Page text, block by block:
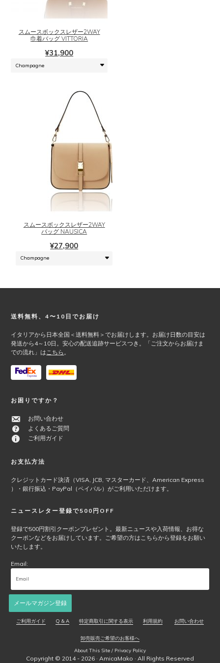
スムースボックスレザー2WAY
巾着バッグ VITTORIA
¥31,900
品
は
数
ー
シ
ョ
ま
す。
シ
ョ
ン
か
選
択
で
き
ま
スムースボックスレザー2WAY
バッグ NAUSICA
¥27,900
こ
の
品
は
数
シ
ン
が
あ
り
ま
ョ
ペ
ー
か
選
択
ま
Footer
送料無料、4〜10日でお届け
イタリアから日本全国＜送料無料＞でお届けします。お届け日数の目安は
発送から4～10日。安心の配送追跡サービスつき。「ご注文からお届けま
での流れ」はこちら 。
お困りですか？
お問い合わせ
よくあるご質問
ご利用ガイド
お支払方法
クレジットカード決済（VISA, JCB, マスターカード、American Express
）・銀行振込・PayPal（ペイパル）がご利用いただけます。
ニュースレター登録で500円OFF
登録で500円割引クーポンプレゼント。最新ニュースや入荷情報、お得な
クーポンなどをお届けしています。ご希望の方はこちらから登録をお願い
いたします。
Email:
メールマガジン登録
ご利用ガイド Q & A 特定商取引に関する表示 利用規約 お問い合わせ
卸売販売ご希望のお客様へ
About This Site / Privacy Policy
Copyright © 2014 - 2026 · AmicaMako · All Rights Reserved